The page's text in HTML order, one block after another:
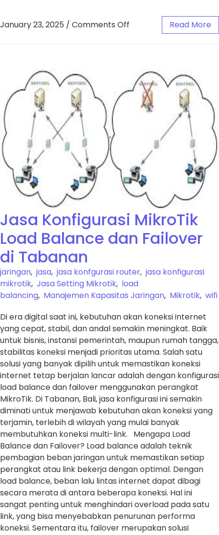
January 23, 2025 / Comments Off Read More
Jasa Konfigurasi MikroTik
Load Balance dan Failover
di Tabanan
jaringan, jasa, jasa konfgurasi router, jasa konfigurasi
mikrotik, Jasa Setting Mikrotik, load
balancing, Manajemen Kapasitas Jaringan, Mikrotik, wifi
Di era digital saat ini, kebutuhan akan koneksi internet
yang cepat, stabil, dan andal semakin meningkat. Baik
untuk bisnis, instansi pemerintah, maupun rumah tangga,
stabilitas koneksi menjadi prioritas utama. Salah satu
solusi yang banyak dipilih untuk memastikan koneksi
internet tetap berjalan lancar adalah dengan konfigurasi
load balance dan failover menggunakan perangkat
MikroTik. Di Tabanan, Bali, jasa konfigurasi ini semakin
diminati untuk menjawab kebutuhan akan koneksi yang
terjamin, terlebih di wilayah yang mulai banyak
membutuhkan koneksi multi-link. Mengapa Load
Balance dan Failover? Load balance adalah teknik
pembagian beban jaringan untuk memastikan setiap
perangkat atau link bekerja dengan optimal. Dengan
load balance, beban lalu lintas internet dapat dibagi
secara merata di antara beberapa koneksi. Hal ini
sangat penting untuk menghindari overload pada satu
link, yang bisa menyebabkan penurunan performa
koneksi. Sementara itu, failover merupakan solusi